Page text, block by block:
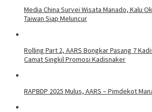
Media China Survei Wisata Manado, Kalu
Taiwan Siap Meluncur
Rolling Part 2, AARS Bongkar Pasang 7
Camat Singkil Promosi Kadisnaker
RAPBDP 2025 Mulus, AARS – Pimdekot